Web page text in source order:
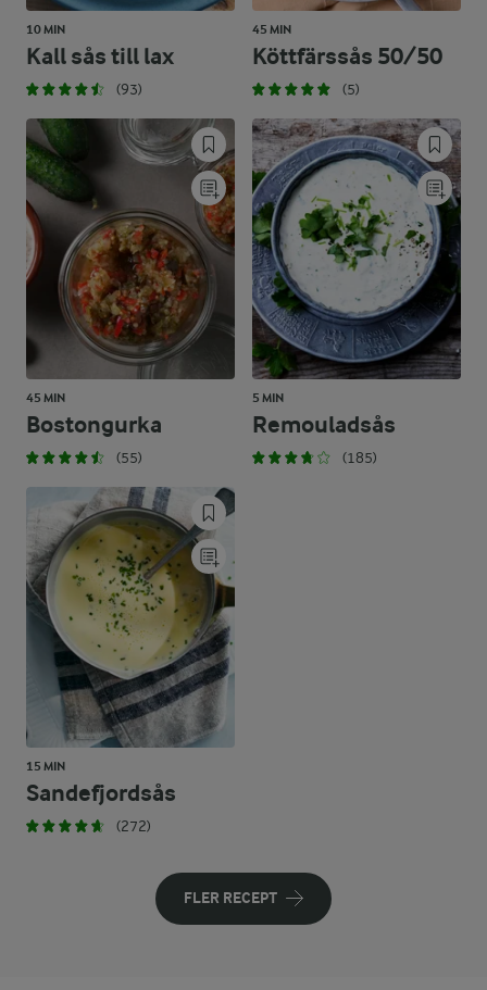
10 MIN
Kall sås till lax
(93)
45 MIN
Köttfärssås 50/50
(5)
45 MIN
Bostongurka
(55)
5 MIN
Remouladsås
(185)
15 MIN
Sandefjordsås
(272)
FLER RECEPT